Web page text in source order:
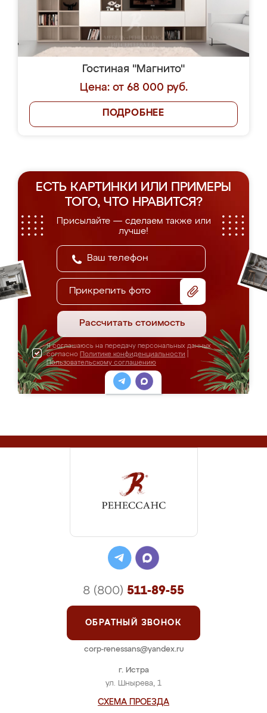
Гостиная "Магнито"
Цена: от 68 000 руб.
ПОДРОБНЕЕ
ЕСТЬ КАРТИНКИ ИЛИ ПРИМЕРЫ
ТОГО, ЧТО НРАВИТСЯ?
Присылайте — сделаем также или
лучше!
Прикрепить фото
Рассчитать стоимость
Я соглашаюсь на передачу персональных данных
согласно Политике конфиденциальности
Пользовательскому соглашению
г. Истра
ул. Шнырева, 1
СХЕМА ПРОЕЗДА
8 (800) 511-89-55
ОБРАТНЫЙ ЗВОНОК
corp-renessans@yandex.ru